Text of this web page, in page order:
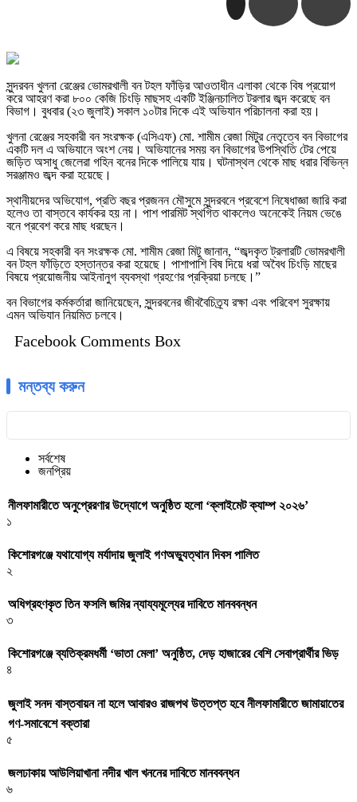
সুন্দরবন খুলনা রেঞ্জের ভোমরখালী বন টহল ফাঁড়ির আওতাধীন এলাকা থেকে বিষ প্রয়োগ
করে আহরণ করা ৮০০ কেজি চিংড়ি মাছসহ একটি ইঞ্জিনচালিত ট্রলার জব্দ করেছে বন
বিভাগ। বুধবার (২৩ জুলাই) সকাল ১০টার দিকে এই অভিযান পরিচালনা করা হয়।
খুলনা রেঞ্জের সহকারী বন সংরক্ষক (এসিএফ) মো. শামীম রেজা মিটুর নেতৃত্বে বন বিভাগের
একটি দল এ অভিযানে অংশ নেয়। অভিযানের সময় বন বিভাগের উপস্থিতি টের পেয়ে
জড়িত অসাধু জেলেরা গহিন বনের দিকে পালিয়ে যায়। ঘটনাস্থল থেকে মাছ ধরার বিভিন্ন
সরঞ্জামও জব্দ করা হয়েছে।
স্থানীয়দের অভিযোগ, প্রতি বছর প্রজনন মৌসুমে সুন্দরবনে প্রবেশে নিষেধাজ্ঞা জারি করা
হলেও তা বাস্তবে কার্যকর হয় না। পাশ পারমিট স্থগিত থাকলেও অনেকেই নিয়ম ভেঙে
বনে প্রবেশ করে মাছ ধরছেন।
এ বিষয়ে সহকারী বন সংরক্ষক মো. শামীম রেজা মিটু জানান, “জব্দকৃত ট্রলারটি ভোমরখালী
বন টহল ফাঁড়িতে হস্তান্তর করা হয়েছে। পাশাপাশি বিষ দিয়ে ধরা অবৈধ চিংড়ি মাছের
বিষয়ে প্রয়োজনীয় আইনানুগ ব্যবস্থা গ্রহণের প্রক্রিয়া চলছে।”
বন বিভাগের কর্মকর্তারা জানিয়েছেন, সুন্দরবনের জীববৈচিত্র্য রক্ষা এবং পরিবেশ সুরক্ষায়
এমন অভিযান নিয়মিত চলবে।
Facebook Comments Box
মন্তব্য করুন
সর্বশেষ
জনপ্রিয়
নীলফামারীতে অনুপ্রেরণার উদ্যোগে অনুষ্ঠিত হলো ‘ক্লাইমেট ক্যাম্প ২০২৬’
১
কিশোরগঞ্জে যথাযোগ্য মর্যাদায় জুলাই গণঅভ্যুত্থান দিবস পালিত
২
অধিগ্রহণকৃত তিন ফসলি জমির ন্যায্যমূল্যের দাবিতে মানববন্ধন
৩
কিশোরগঞ্জে ব্যতিক্রমধর্মী ‘ভাতা মেলা’ অনুষ্ঠিত, দেড় হাজারের বেশি সেবাপ্রার্থীর ভিড়
৪
জুলাই সনদ বাস্তবায়ন না হলে আবারও রাজপথ উত্তপ্ত হবে নীলফামারীতে জামায়াতের
গণ-সমাবেশে বক্তারা
৫
জলঢাকায় আউলিয়াখানা নদীর খাল খননের দাবিতে মানববন্ধন
৬